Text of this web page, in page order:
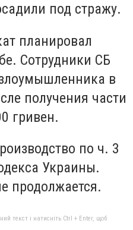
под стражу.
планировал
Сотрудники СБ
в
получения части
гривен.
по ч. 3
Украины.
продолжается.
текст і натисніть Ctrl + Enter, щоб